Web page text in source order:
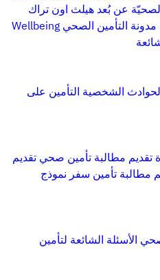
عن بُعد هيلث اون تراك
مدونة التأمين الصحي Wellbeing
الشخصية التأمين على
تقديم مطالبة تأمين صحي تقديم
مطالبة تأمين سفر نموذج
صحي الأسئلة الشائعة لتأمين